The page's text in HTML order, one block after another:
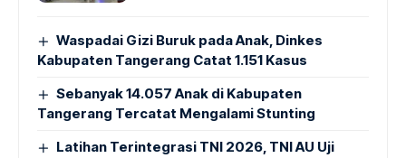
Waspadai Gizi Buruk pada Anak, Dinkes
Kabupaten Tangerang Catat 1.151 Kasus
Sebanyak 14.057 Anak di Kabupaten
Tangerang Tercatat Mengalami Stunting
Latihan Terintegrasi TNI 2026, TNI AU Uji